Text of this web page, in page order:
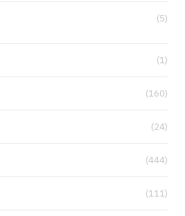
(5)
(1)
(160)
(24)
(444)
(111)